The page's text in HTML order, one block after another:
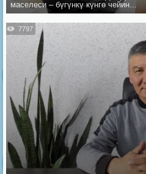
маселеси – бүгүнкү күнгө чейин...
7797